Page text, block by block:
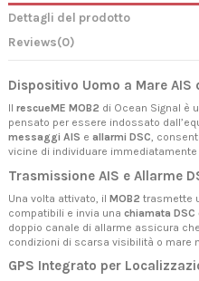
Dettagli del prodotto
Reviews(0)
Dispositivo Uomo a Mare AIS
Il rescueME MOB2 di Ocean Signal è
pensato per essere indossato
messaggi AIS e allarmi DSC,
vicine di individuare immediatamente
Trasmissione AIS e Allarme
Una volta attivato, il MOB2 trasmette
compatibili e invia una chiamata
doppio canale di allarme assicura
condizioni di scarsa visibilità o mare
GPS Integrato per